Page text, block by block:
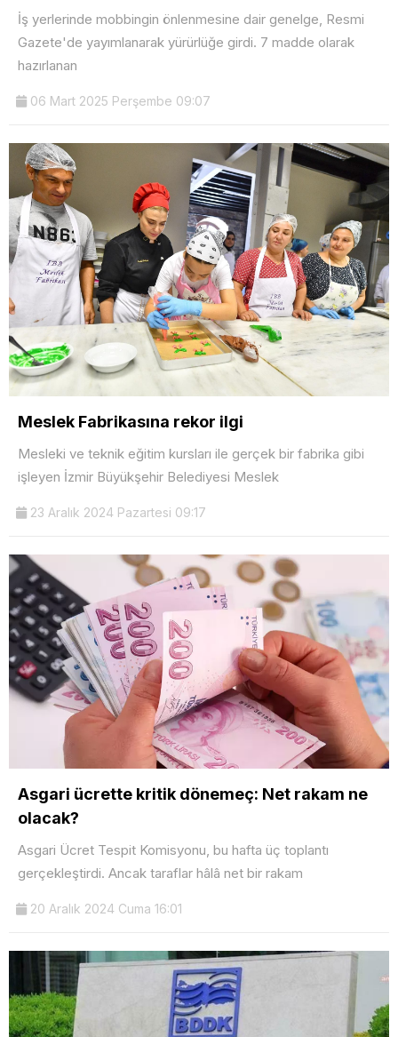
İş yerlerinde mobbingin önlenmesine dair genelge, Resmi
Gazete'de yayımlanarak yürürlüğe girdi. 7 madde olarak
hazırlanan
06 Mart 2025 Perşembe 09:07
Meslek Fabrikasına rekor ilgi
Mesleki ve teknik eğitim kursları ile gerçek bir fabrika gibi
işleyen İzmir Büyükşehir Belediyesi Meslek
23 Aralık 2024 Pazartesi 09:17
Asgari ücrette kritik dönemeç: Net rakam ne
olacak?
Asgari Ücret Tespit Komisyonu, bu hafta üç toplantı
gerçekleştirdi. Ancak taraflar hâlâ net bir rakam
20 Aralık 2024 Cuma 16:01